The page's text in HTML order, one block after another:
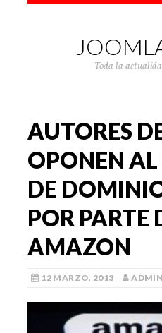
Toda la
AUTORES
OPONEN
DE
POR PARTE
AMAZON
12 MARZO, 2013 ADMIN